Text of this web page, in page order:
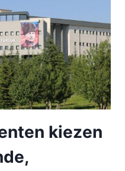
kiezen